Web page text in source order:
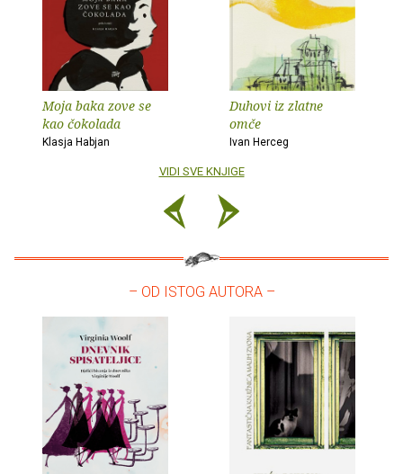
Moja baka zove se
kao čokolada
Klasja Habjan
Duhovi iz zlatne
omče
Ivan Herceg
VIDI SVE KNJIGE
– OD ISTOG AUTORA –